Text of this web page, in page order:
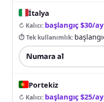
İtalya
↻ Kalıcı: başlangıç $30/ay
⏱ Tek kullanımlık:
Numara al
Portekiz
↻ Kalıcı: başlangıç $25/ay